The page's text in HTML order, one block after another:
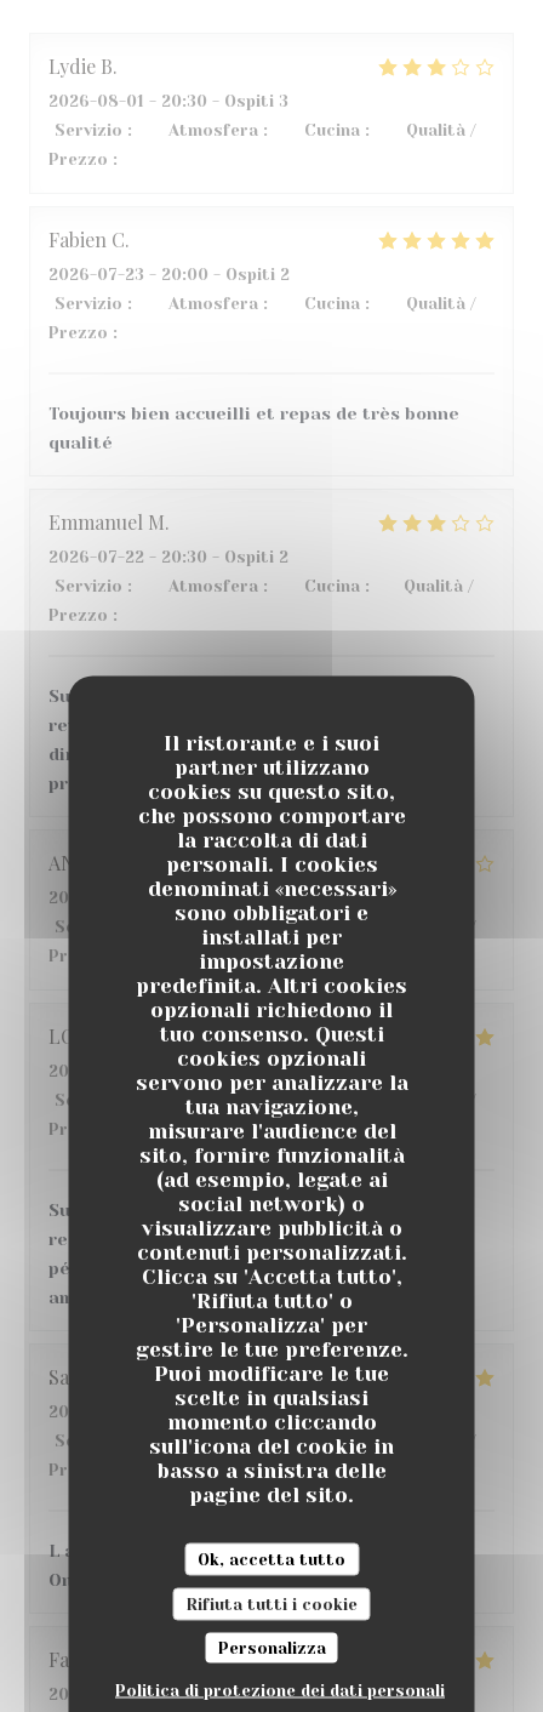
Il ristorante e i suoi
partner utilizzano
cookies su questo sito,
che possono comportare
la raccolta di dati
personali. I cookies
denominati «necessari»
sono obbligatori e
installati per
impostazione
predefinita. Altri cookies
opzionali richiedono il
tuo consenso. Questi
cookies opzionali
servono per analizzare la
tua navigazione,
misurare l'audience del
sito, fornire funzionalità
(ad esempio, legate ai
social network) o
visualizzare pubblicità o
contenuti personalizzati.
Clicca su 'Accetta tutto',
'Rifiuta tutto' o
'Personalizza' per
gestire le tue preferenze.
Puoi modificare le tue
scelte in qualsiasi
momento cliccando
sull'icona del cookie in
basso a sinistra delle
pagine del sito.
Ok, accetta tutto
Rifiuta tutti i cookie
Personalizza
Politica di protezione dei dati personali
Lydie B
2026-08-01 - 20:30 - Ospiti 3
Servizio : Atmosfera : Cucina :
Qualità /
Prezzo :
Fabien C
2026-07-23 - 20:00 - Ospiti 2
Servizio : Atmosfera : Cucina :
Qualità /
Prezzo :
Toujours bien accueilli et repas de très bonne
qualité
Emmanuel M
2026-07-22 - 20:30 - Ospiti 2
Servizio : Atmosfera : Cucina :
Qualità /
Prezzo :
Super accueil et service, bonne ambiance, en
revanche, concernant le repas et les plats
directement, grosse déception au vu des tarifs
pratiqués.
ANGELIQUE G
2026-07-22
- 12:30 - Ospiti 6
Servizio
Atmosfera: /5
Qualità /
Prezzo
LO
2026-07-18
- 20:00 - Ospiti 6
Servizio
Atmosfera : 5/5 Cucina
Qualità /
Prezzo
Super moment ! nous avons très bien mangé au
restaurant , de bons vins et cocktails au bar,
pétanque, match de foot sur écran géant, belle
ambiance, je recommande 👌
Sandrine
2026-07-16
- 20:30 - Ospiti 3
Servizio
/5 Atmosfera : 5/5 Cucina: 5/5
Qualità /
Prezzo
L accueil, l endroit C etait une 1ere pour nous !!
On y reviendra avec grand plaisir !!
Fatima
2026-07-17- 21:30 - Ospiti 4